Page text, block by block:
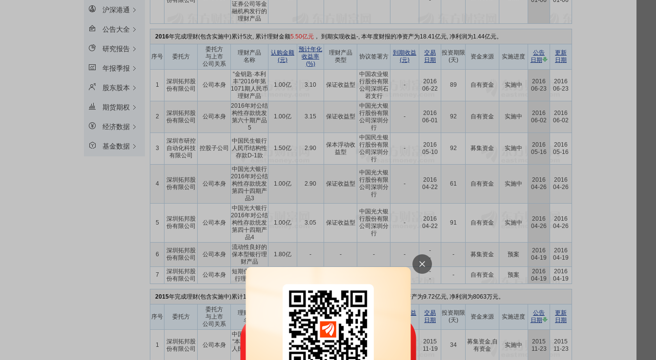
沪深港通
公告大全
研究报告
年报季报
股东股本
期货期权
经济数据
基金数据
证券公司等金
融机构发行的
理财产品
2016年完成理财(包含实施中)累计5次, 累计理财金额5.50亿元 ， 到期实现收益-, 本年度财报的净资产为18.41亿元, 净利润为1.44亿元。
序号 委托方
委托方
与上市
公司关系
理财产品
名称
认购金额
(元)
预计年化
收益率
(%)
理财产品
类型
协议签署方
到期收益
(元)
交易
日期
投资期限
(天)
资金来源 实施进度
公告
日期
更新
日期
1
深圳拓邦股
份有限公司
公司本身
“金钥匙·本利
丰”2016年第
1071期人民币
理财产品
1.00亿 3.10 保证收益型
中国农业银
行股份有限
公司深圳石
岩支行
-
2016
06-22
89 自有资金 实施中
2016
06-23
2016
06-23
2
深圳拓邦股
份有限公司
公司本身
2016年对公结
构性存款统发
第六十期产品
5
1.00亿 3.15 保证收益型
中国光大银
行股份有限
公司深圳分
行
-
2016
06-01
92 自有资金 实施中
2016
06-02
2016
06-02
3
深圳市研控
自动化科技
有限公司
控股子公司
中国民生银行
人民币结构性
存款D-1款
1.50亿 2.90
保本浮动收
益型
中国民生银
行股份有限
公司深圳分
行
-
2016
05-10
92 募集资金 实施中
2016
05-16
2016
05-16
4
深圳拓邦股
份有限公司
公司本身
中国光大银行
2016年对公结
构性存款统发
第四十四期产
品3
1.00亿 2.90 保证收益型
中国光大银
行股份有限
公司深圳分
行
-
2016
04-22
61 自有资金 实施中
2016
04-26
2016
04-26
5
深圳拓邦股
份有限公司
公司本身
中国光大银行
2016年对公结
构性存款统发
第四十四期产
品4
1.00亿 3.05 保证收益型
中国光大银
行股份有限
公司深圳分
行
-
2016
04-22
91 自有资金 实施中
2016
04-26
2016
04-26
6
深圳拓邦股
份有限公司
公司本身
流动性良好的
保本型银行理
财产品
1.80亿 - - - -
-
-
- 募集资金 预案
2016
04-19
2016
04-19
7
深圳拓邦股
份有限公司
公司本身
短期保本型银
行理财产品
-
-
- 自有资金 预案
2016
04-19
2016
04-19
2015年完成理财(包含实施中)累计16次, 累计理财金额 6.85亿元 ， 到期实现收益-, 本年度财报的净资产为9.72亿元, 净利润为8063万元。
序号 委托方
委托方
与上市
公司关系
理财产品
名称
认购金额
预计年化
收益率
(%)
理财产品
类型
协议签署方
到期收益
交易
日期
投资期限
(天)
资金来源 实施进度
公告
日期
更新
日期
1
深圳拓邦股
份有限公司
公司本身
中国农业银行
“本利丰34天”
人民币理财产
7000万 3.10 保证收益型
中国农业银
行股份有限
公司深圳石
岩支行
2015
11-19
34
募集资金,自
有资金
实施中
2015
11-23
2015
11-23